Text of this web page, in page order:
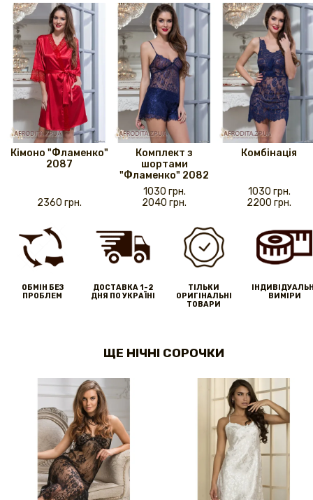
Кімоно "Фламенко"
2087
2360 грн.
Комплект з
шортами
"Фламенко" 2082
1030 грн.
2040 грн.
Комбінація
1030 грн.
2200 грн.
ОБМІН БЕЗ
ПРОБЛЕМ
ДОСТАВКА 1-2
ДНЯ ПО УКРАЇНІ
ТІЛЬКИ
ОРИГІНАЛЬНІ
ТОВАРИ
ВИМІРИ
ЩЕ НІЧНІ СОРОЧКИ